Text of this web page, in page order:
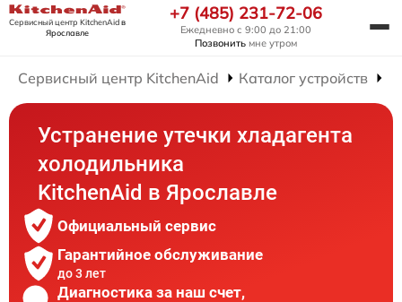
Сервисный центр KitchenAidв
Ярославле
+7 (485) 231-72-06
Ежедневно с 9:00 до 21:00
Позвонить мне утром
Сервисный центр KitchenAid Каталог устройств
Устранение утечки хладагента
холодильника
KitchenAid в Ярославле
Официальный сервис
Гарантийное обслуживание
до 3 лет
Диагностика за наш счет,